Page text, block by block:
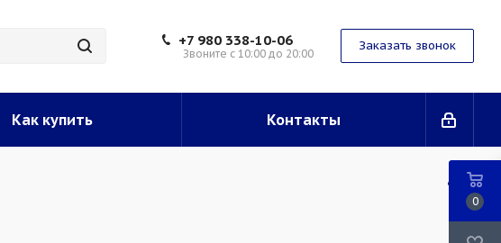
+7 980 338-10-06
Звоните с 10:00 до 20:00
Заказать звонок
Как купить Контакты
0